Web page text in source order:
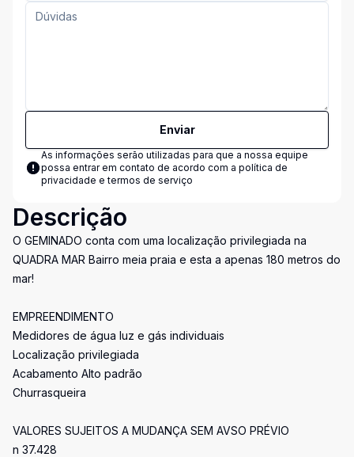
Enviar
As informações serão utilizadas para que a nossa equipe
possa entrar em contato de acordo com a política de
privacidade e termos de serviço
Descrição
O GEMINADO conta com uma localização privilegiada na
QUADRA MAR Bairro meia praia e esta a apenas 180 metros do
mar!
EMPREENDIMENTO
Medidores de água luz e gás individuais
Localização privilegiada
Acabamento Alto padrão
Churrasqueira
VALORES SUJEITOS A MUDANÇA SEM AVSO PRÉVIO
n 37.428